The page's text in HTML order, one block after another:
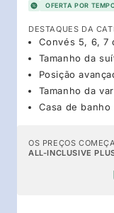
OFERTA POR
DESTAQUES DA
Convés 5, 6, 7
Tamanho da
Posição
Tamanho da
Casa de
OS PREÇOS
ALL-INCLUSIVE